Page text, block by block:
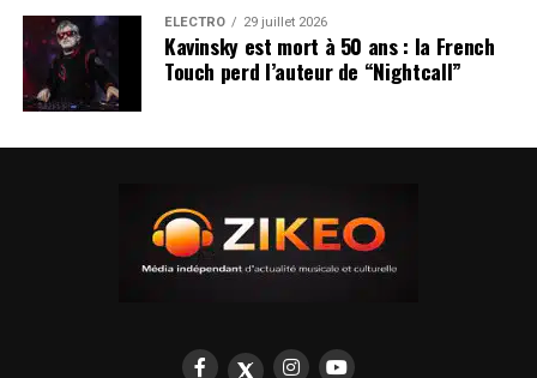
ÉLECTRO 29 juillet 2026
Kavinsky est mort à 50 ans : la French
Touch perd l’auteur de “Nightcall”